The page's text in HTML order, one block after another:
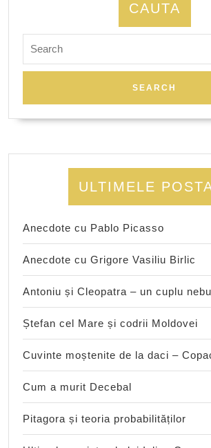
CAUTA
for:
ULTIMELE
Anecdote cu Pablo Picasso
Anecdote cu Grigore Vasiliu Birlic
Antoniu și Cleopatra – un cuplu
Ștefan cel Mare și codrii Moldovei
Cuvinte moștenite de la daci –
Cum a murit Decebal
Pitagora și teoria probabilităților